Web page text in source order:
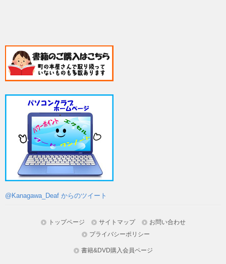
@Kanagawa_Deaf からのツイート
トップページ サイトマップ
お問い合わせ
プライバシーポリシー
書籍&DVD購入会員ページ